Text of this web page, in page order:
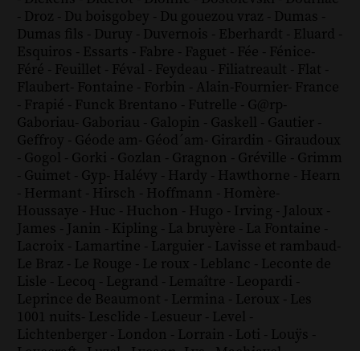
- Droz - Du boisgobey - Du gouezou vraz - Dumas -
Dumas fils - Duruy - Duvernois - Eberhardt - Eluard -
Esquiros - Essarts - Fabre - Faguet - Fée - Fénice-
Féré - Feuillet - Féval - Feydeau - Filiatreault - Flat -
Flaubert- Fontaine - Forbin - Alain-Fournier- France
- Frapié - Funck Brentano - Futrelle - G@rp-
Gaboriau- Gaboriau - Galopin - Gaskell - Gautier -
Geffroy - Géode am- Géod´am- Girardin - Giraudoux
- Gogol - Gorki - Gozlan - Gragnon - Gréville - Grimm
- Guimet - Gyp- Halévy - Hardy - Hawthorne - Hearn
- Hermant - Hirsch - Hoffmann - Homère-
Houssaye - Huc - Huchon - Hugo - Irving - Jaloux -
James - Janin - Kipling - La bruyère - La Fontaine -
Lacroix - Lamartine - Larguier - Lavisse et rambaud-
Le Braz - Le Rouge - Le roux - Leblanc - Leconte de
Lisle - Lecoq - Legrand - Lemaître - Leopardi -
Leprince de Beaumont - Lermina - Leroux - Les
1001 nuits- Lesclide - Lesueur - Level -
Lichtenberger - London - Lorrain - Loti - Louÿs -